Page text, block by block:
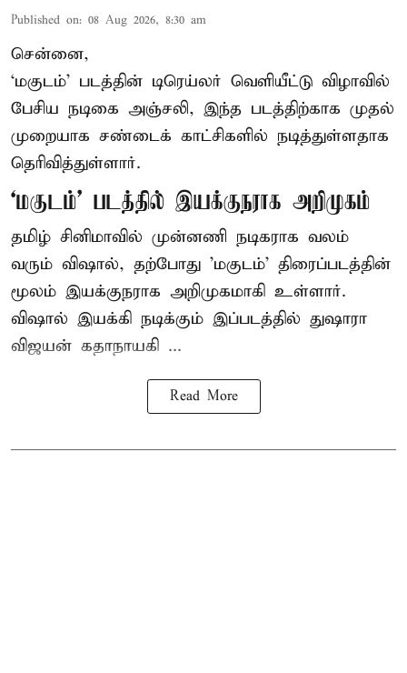
Published on: 08 Aug 2026, 8:30 am
சென்னை,
‘மகுடம்’ படத்தின் டிரெய்லர் வெளியீட்டு விழாவில்
பேசிய நடிகை அஞ்சலி, இந்த படத்திற்காக முதல்
முறையாக சண்டைக் காட்சிகளில் நடித்துள்ளதாக
தெரிவித்துள்ளார்.
‘மகுடம்’ படத்தில் இயக்குநராக அறிமுகம்
தமிழ் சினிமாவில் முன்னணி நடிகராக வலம்
வரும் விஷால், தற்போது 'மகுடம்' திரைப்படத்தின்
மூலம் இயக்குநராக அறிமுகமாகி உள்ளார்.
விஷால் இயக்கி நடிக்கும் இப்படத்தில் துஷாரா
விஜயன் கதாநாயகி ...
Read More